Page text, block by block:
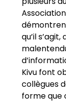
qu’il
Kivu font
collègues
forme que